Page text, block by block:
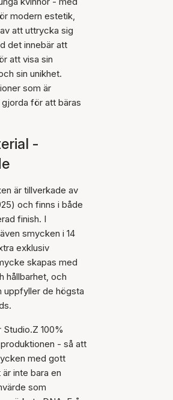
modern estetik,
att uttrycka sig
det innebär att
att visa sin
sin unikhet.
som är
för att bäras
-
är tillverkade av
och finns i både
finish. I
smycken i 14
exklusiv
skapas med
hållbarhet, och
uppfyller de högsta
100%
- så att
med gott
inte bara en
som